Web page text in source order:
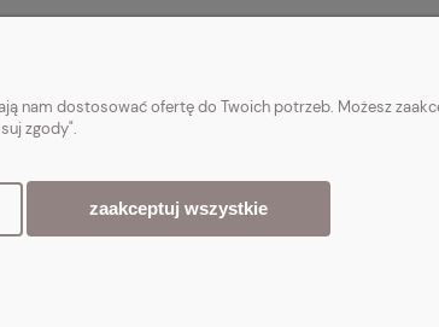
Czas i koszty dostawy
Polityka
w stylu vintage, skandynawskim, prowansalskim, boho,
nam dostosować ofertę do Twoich potrzeb. Możesz
zgody".
zaakceptuj wszystkie